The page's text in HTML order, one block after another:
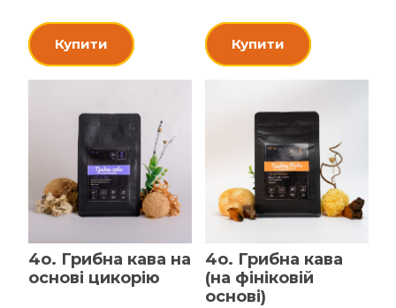
Купити Купити
4o. Грибна кава на
основі цикорію
4o. Грибна кава
(на фініковій
основі)